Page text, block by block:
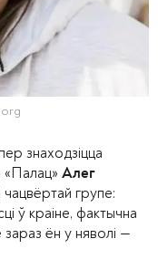
знаходзіцца
«Палац» Алег
групе:
ў краіне, фактычна
ён у няволі —